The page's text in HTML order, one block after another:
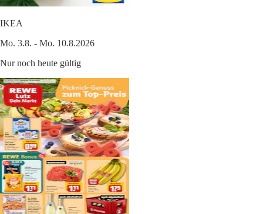
IKEA
Mo. 3.8. - Mo. 10.8.2026
Nur noch heute gültig